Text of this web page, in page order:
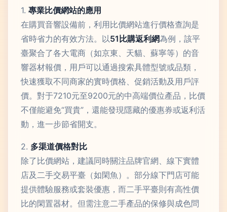
1. 專業比價網站的應用
在購買音響設備前，利用比價網站進行價格查詢是
省時省力的有效方法。以51比購返利網為例，該平
臺聚合了各大電商（如京東、天貓、蘇寧等）的音
響器材報價，用戶可以通過搜索具體型號或品類，
快速獲取不同商家的實時價格、促銷活動及用戶評
價。對于7210元至9200元的中高端價位產品，比價
不僅能避免“買貴”，還能發現隱藏的優惠券或返利活
動，進一步節省開支。
2. 多渠道價格對比
除了比價網站，建議同時關注品牌官網、線下實體
店及二手交易平臺（如閑魚）。部分線下門店可能
提供體驗服務或套裝優惠，而二手平臺則有高性價
比的閑置器材。但需注意二手產品的保修與成色問